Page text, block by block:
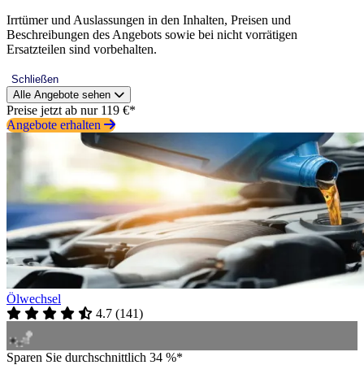
Irrtümer und Auslassungen in den Inhalten, Preisen und
Beschreibungen des Angebots sowie bei nicht vorrätigen
Ersatzteilen sind vorbehalten.
Schließen
Alle Angebote sehen
Preise jetzt ab nur 119 €*
Angebote erhalten
Ölwechsel
4.7 (141)
Sparen Sie durchschnittlich 34 %*